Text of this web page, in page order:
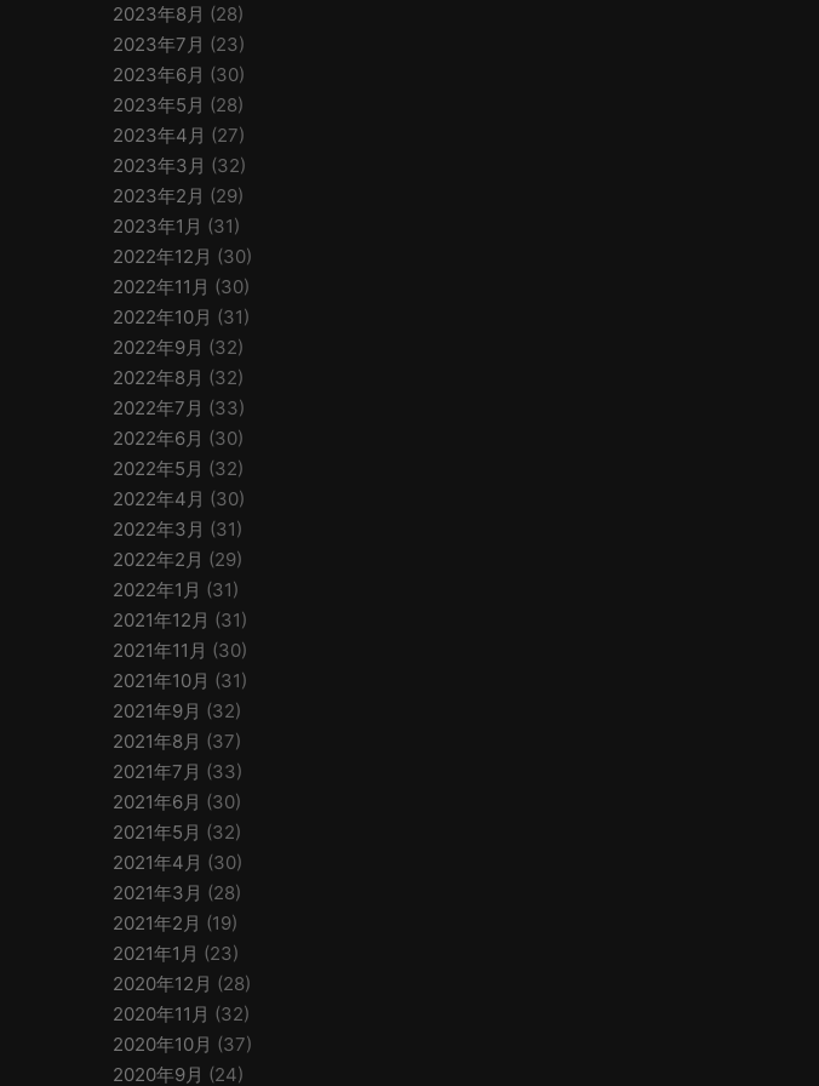
2023年8月 (28)
2023年7月 (23)
2023年6月 (30)
2023年5月 (28)
2023年4月 (27)
2023年3月 (32)
2023年2月 (29)
2023年1月 (31)
2022年12月 (30)
2022年11月 (30)
2022年10月 (31)
2022年9月 (32)
2022年8月 (32)
2022年7月 (33)
2022年6月 (30)
2022年5月 (32)
2022年4月 (30)
2022年3月 (31)
2022年2月 (29)
2022年1月 (31)
2021年12月 (31)
2021年11月 (30)
2021年10月 (31)
2021年9月 (32)
2021年8月 (37)
2021年7月 (33)
2021年6月 (30)
2021年5月 (32)
2021年4月 (30)
2021年3月 (28)
2021年2月 (19)
2021年1月 (23)
2020年12月 (28)
2020年11月 (32)
2020年10月 (37)
2020年9月 (24)